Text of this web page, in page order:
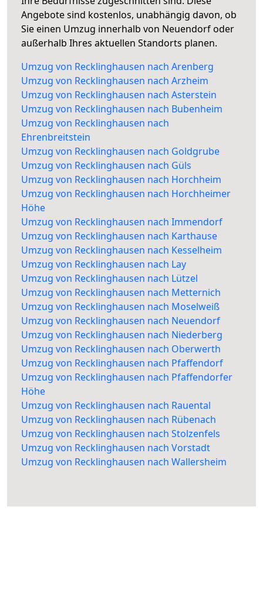
Angebote sind kostenlos, unabhängig davon, ob
Sie einen Umzug innerhalb von Neuendorf oder
außerhalb Ihres aktuellen Standorts planen.
Umzug von Recklinghausen nach Arenberg
Umzug von Recklinghausen nach Arzheim
Umzug von Recklinghausen nach Asterstein
Umzug von Recklinghausen nach Bubenheim
Umzug von Recklinghausen nach
Ehrenbreitstein
Umzug von Recklinghausen nach Goldgrube
Umzug von Recklinghausen nach Güls
Umzug von Recklinghausen nach Horchheim
Umzug von Recklinghausen nach Horchheimer
Höhe
Umzug von Recklinghausen nach Immendorf
Umzug von Recklinghausen nach Karthause
Umzug von Recklinghausen nach Kesselheim
Umzug von Recklinghausen nach Lay
Umzug von Recklinghausen nach Lützel
Umzug von Recklinghausen nach Metternich
Umzug von Recklinghausen nach Moselweiß
Umzug von Recklinghausen nach Neuendorf
Umzug von Recklinghausen nach Niederberg
Umzug von Recklinghausen nach Oberwerth
Umzug von Recklinghausen nach Pfaffendorf
Umzug von Recklinghausen nach Pfaffendorfer
Höhe
Umzug von Recklinghausen nach Rauental
Umzug von Recklinghausen nach Rübenach
Umzug von Recklinghausen nach Stolzenfels
Umzug von Recklinghausen nach Vorstadt
Umzug von Recklinghausen nach Wallersheim